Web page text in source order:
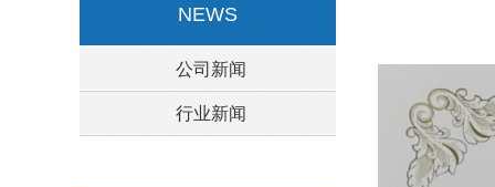
NEWS
公司新闻
行业新闻